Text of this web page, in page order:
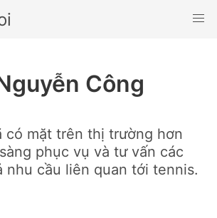
Công
có mặt trên thị trường hơn
phục vụ và tư vấn các
nhu cầu liên quan tới tennis.